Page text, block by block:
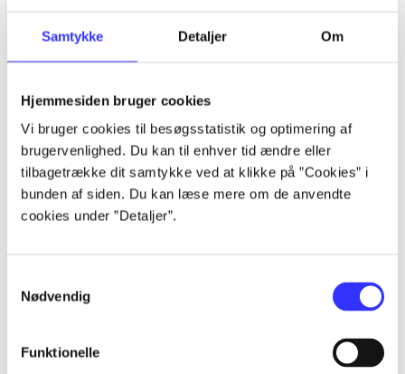
Samtykke Detaljer Om
Hjemmesiden bruger cookies
Vi bruger cookies til besøgsstatistik og optimering af
brugervenlighed. Du kan til enhver tid ændre eller
tilbagetrække dit samtykke ved at klikke på ”Cookies” i
bunden af siden. Du kan læse mere om de anvendte
cookies under ”Detaljer”.
Nødvendig
Funktionelle
Artikler
Alle registrerede artikler fordelt på udgivelser
...
...
...